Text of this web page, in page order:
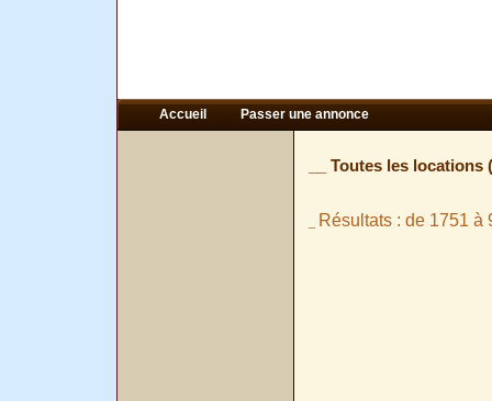
Accueil Passer une annonce
__ Toutes les locations
Résultats : de 1751 à